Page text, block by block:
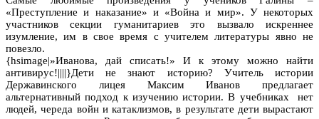
«Преступление и наказание» и «Война и мир». У некоторых
участников секции гуманитариев это вызвало искреннее
изумление, им в свое время с учителем литературы явно не
повезло.
{hsimage|»Иванова, дай списать!» И к этому можно найти
антивирус!||||}Дети не знают историю? Учитель истории
Державинского лицея Максим Иванов предлагает
альтернативный подход к изучению истории. В учебниках нет
людей, череда войн и катаклизмов, в результате дети вырастают